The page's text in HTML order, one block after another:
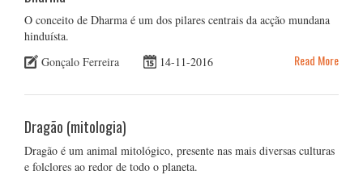
O conceito de Dharma é um dos pilares centrais da acção mundana
hinduísta.
Gonçalo Ferreira
14-11-2016 Read More
Dragão (mitologia)
Dragão é um animal mitológico, presente nas mais diversas culturas
e folclores ao redor de todo o planeta.